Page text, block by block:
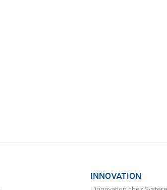
INNOVATION